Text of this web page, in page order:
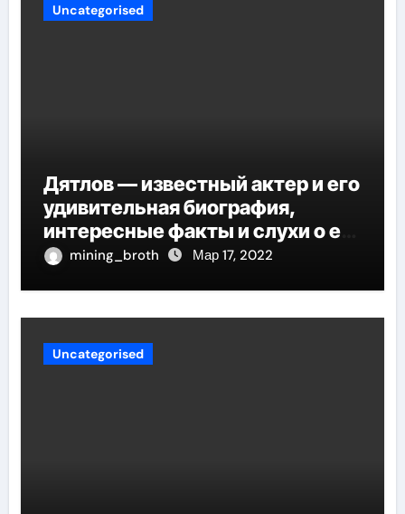
Uncategorised
Дятлов — известный актер и его
удивительная биография,
интересные факты и слухи о его
личной жизни
mining_broth Мар 17, 2022
Uncategorised